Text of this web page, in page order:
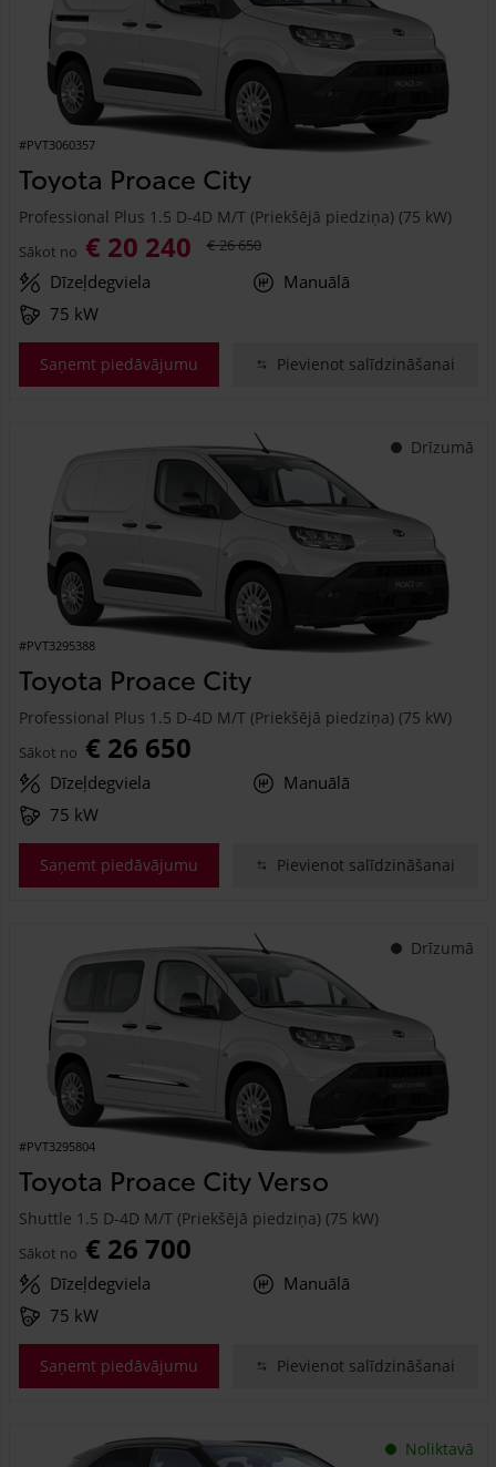
#PVT3060357
Toyota Proace City
Professional Plus 1.5 D-4D M/T (Priekšējā piedziņa) (75 kW)
Sākot no € 20 240 € 26 650
Dīzeļdegviela
Manuālā
75 kW
Saņemt piedāvājumu Pievienot salīdzināšanai
Drīzumā
#PVT3295388
Toyota Proace City
Professional Plus 1.5 D-4D M/T (Priekšējā piedziņa) (75 kW)
Sākot no € 26 650
Dīzeļdegviela
Manuālā
75 kW
Saņemt piedāvājumu Pievienot salīdzināšanai
Drīzumā
#PVT3295804
Toyota Proace City Verso
Shuttle 1.5 D-4D M/T (Priekšējā piedziņa) (75 kW)
Sākot no € 26 700
Dīzeļdegviela
Manuālā
75 kW
Saņemt piedāvājumu Pievienot salīdzināšanai
Noliktavā